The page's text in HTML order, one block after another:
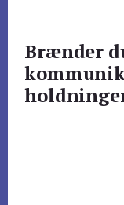
Brænder